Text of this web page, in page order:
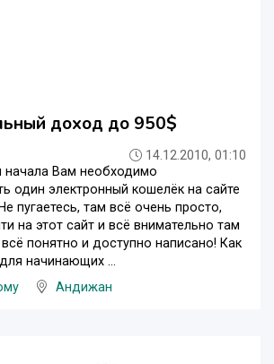
доход до 950$
14.12.2010, 01:10
начала Вам необходимо
один электронный кошелёк на сайте
пугаетесь, там всё очень просто,
на этот сайт и всё внимательно там
понятно и доступно написано! Как
начинающих ...
Андижан